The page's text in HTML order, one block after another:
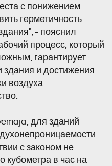
с понижением
герметичность
- пояснил
процесс, который
гарантирует
здания и достижения
воздуха.
для зданий
с законом не
кубометра в час на